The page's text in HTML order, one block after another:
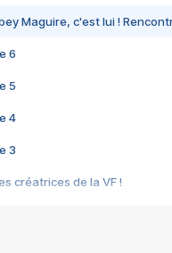
Maguire, c'est lui !
6
5
4
3
créatrices de la VF !